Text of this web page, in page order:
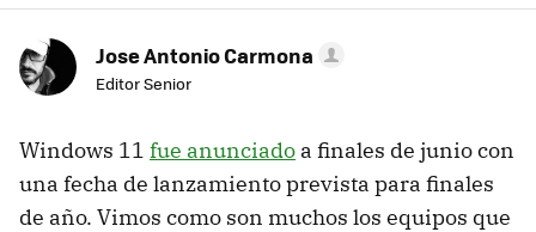
Jose Antonio Carmona
Editor Senior
Windows 11 fue anunciado a finales de junio con
una fecha de lanzamiento prevista para finales
de año. Vimos como son muchos los equipos que